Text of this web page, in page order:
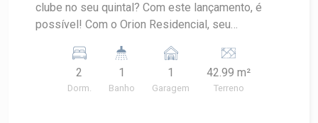
clube no seu quintal? Com este lançamento, é
possível! Com o Orion Residencial, seu
praticidade, sem abandonar o conforto, lazer e
segurança. Em um bairro que está em constante
valorização, o Campestre, é ideal com famílias
2
Dorm.
1
Banho
1
Garagem
42.99 m²
Terreno